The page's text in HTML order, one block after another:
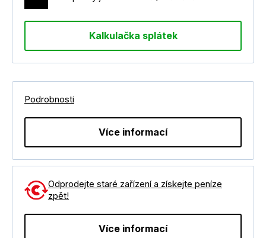
Kalkulačka splátek
Podrobnosti
Více informací
Odprodejte staré zařízení a získejte peníze
zpět!
Více informací